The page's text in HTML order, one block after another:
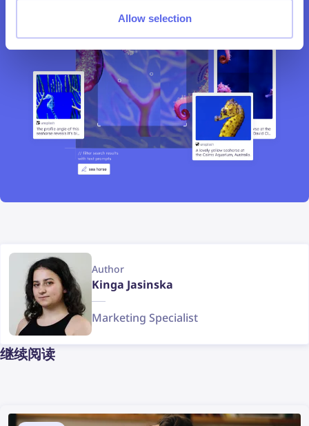
Allow selection
Author
Kinga Jasinska
Marketing Specialist
继续阅读